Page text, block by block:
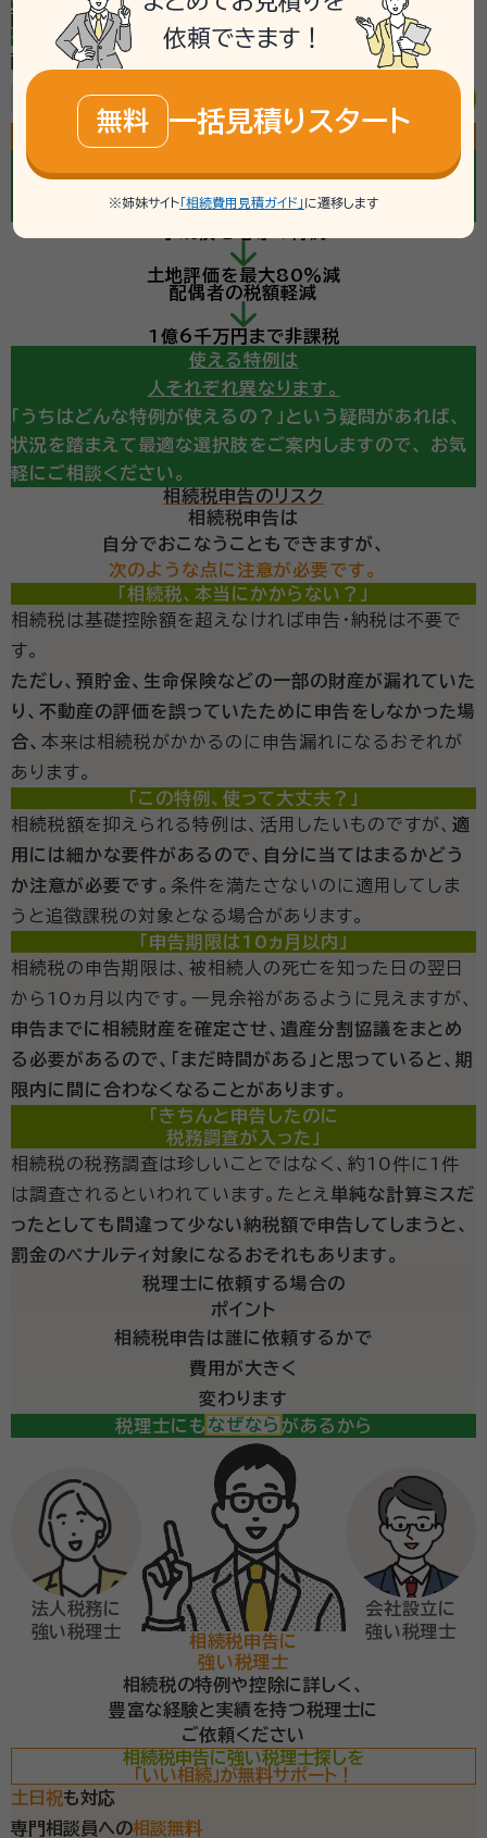
配偶者以外の法定相続人
子
父母兄弟姉妹
いない
配偶者以外の法定相続人の人数
計算する
計算の結果、
相続税の申告が必要になりそう・・・
という診断が出ても、
ここからが重要です。
いくつもあります。
土地評価を最大80％減
配偶者の税額軽減
1億6千万円まで非課税
使える特例は
人それぞれ異なります。
「うちはどんな特例が使えるの？」という疑問があれば、
状況を踏まえて最適な選択肢をご案内しますので、
お気
軽にご相談ください。
相続税申告のリスク
相続税申告は
自分でおこなうこともできますが、
次のような点に注意が必要です。
「相続税、本当にかからない？」
相続税は基礎控除額を超えなければ申告・納税は不要で
す。
ただし、預貯金、生命保険などの一部の財産が漏れていた
り、不動産の評価を誤っていたために申告をしなかった場
合、 本来は相続税がかかるのに申告漏れになるおそれが
あります。
「この特例、使って大丈夫？」
相続税額を抑えられる特例は、活用したいものですが、 適
用には細かな要件があるので、自分に当てはまるかどう
か注意が必要です。 条件を満たさないのに適用してしま
うと追徴課税の対象となる場合があります。
「申告期限は10ヵ月以内」
相続税の申告期限は、被相続人の死亡を知った日の翌日
から10ヵ月以内です。一見余裕があるように見えますが、
申告までに相続財産を確定させ、遺産分割協議をまとめ
る必要があるので、「まだ時間がある」と思っていると、期
限内に間に合わなくなることがあります。
「きちんと申告したのに
税務調査が入った」
相続税の税務調査は珍しいことではなく、約10件に1件
は調査されるといわれています。たとえ 単純な計算ミスだ
ったとしても間違って少ない納税額で申告してしまうと、
罰金のペナルティ対象になるおそれもあります。
税理士に依頼する場合の
ポイント
相続税申告は誰に依頼するかで
費用が大きく
変わります
税理士にも得意分野があるから
法人税務に
強い税理士
相続税申告に
強い税理士
会社設立に
強い税理士
相続税の特例や控除に詳しく、
豊富な経験と実績を持つ税理士に
ご依頼ください
相続税申告に強い税理士探しを
「いい相続」が無料サポート！
土日祝も対応
専門相談員への相談無料
依頼できます！
無料 一括見積りスタート
※姉妹サイト 「相続費用見積ガイド」 に遷移します